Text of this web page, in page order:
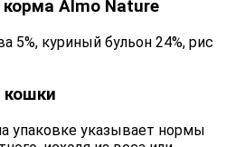
Almo Nature
5%, куриный бульон 24%, рис
упаковке указывает нормы